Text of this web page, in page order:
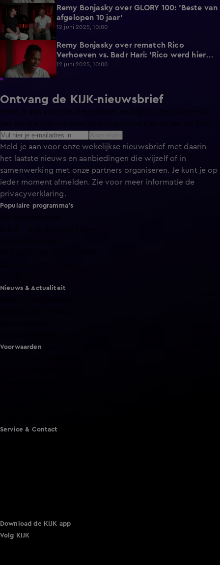
2:40
Remy Bonjasky over GLORY 100: 'Beste van
afgelopen 10 jaar'
12 juni 2025, 10:00
Remy Bonjasky over rematch Rico
Verhoeven vs. Badr Hari: 'Rico werd hier
beter van'
12 juni 2025, 10:00
Ontvang de KIJK-nieuwsbrief
Meld je aan voor onze wekelijkse nieuwsbrief met daarin
het laatste nieuws en aanbiedingen die wijzelf of in
samenwerking met onze partners organiseren. Je kunt je op
ieder moment afmelden. Zie voor meer informatie de
privacyverklaring.
Populaire programma's
Nieuws & Actualiteit
Voorwaarden
Service & Contact
Download de KIJK app
Volg KIJK